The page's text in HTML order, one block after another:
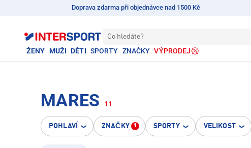
Doprava zdarma při objednávce nad 1500 Kč
Co hledáte?
ŽENY MUŽI DĚTI SPORTY ZNAČKY VÝPRODEJ
MARES 11
POHLAVÍ ZNAČKY 1 SPORTY VELIKOST